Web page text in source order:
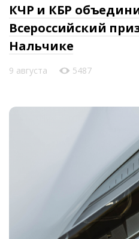
КЧР и КБР
Всероссийский
Нальчике
9 августа 5487